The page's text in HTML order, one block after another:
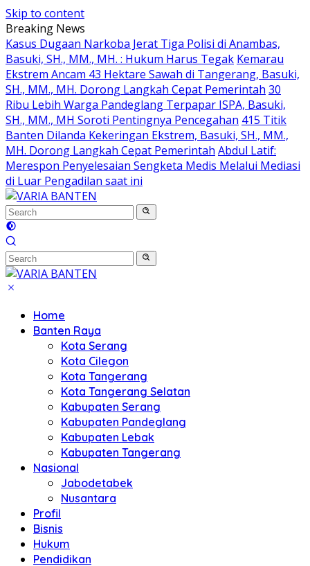
Skip to content
Breaking News
Kasus Dugaan Narkoba Jerat Tiga Polisi di Anambas,
Basuki, SH., MM., MH. : Hukum Harus Tegak Kemarau
Ekstrem Ancam 43 Hektare Sawah di Tangerang, Basuki,
SH., MM., MH. Dorong Langkah Cepat Pemerintah 30
Ribu Lebih Warga Pandeglang Terpapar ISPA, Basuki,
SH., MM., MH Soroti Pentingnya Pencegahan 415 Titik
Banten Dilanda Kekeringan Ekstrem, Basuki, SH., MM.,
MH. Dorong Langkah Cepat Pemerintah Abdul Latif:
Merespon Penyelesaian Sengketa Medis Melalui Mediasi
di Luar Pengadilan saat ini
Home
Banten Raya
Kota Serang
Kota Cilegon
Kota Tangerang
Kota Tangerang Selatan
Kabupaten Serang
Kabupaten Pandeglang
Kabupaten Lebak
Kabupaten Tangerang
Nasional
Jabodetabek
Nusantara
Profil
Bisnis
Hukum
Pendidikan